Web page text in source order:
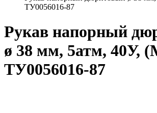
ТУ0056016-87
Рукав напорный
ø 38 мм, 5атм, 40У,
ТУ0056016-87